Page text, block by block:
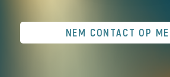
NEM CONTACT OP